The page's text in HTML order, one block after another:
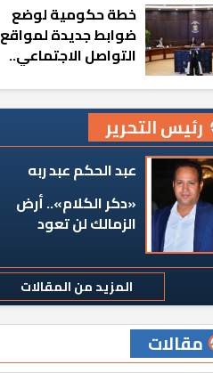
خطة حكومية لوضع
ضوابط جديدة لمواقع
التواصل الاجتماعي..
رئيس التحرير
عبد الحكم عبد ربه
«دكر الكلام».. أرض
الزمالك لن تعود
المزيد من المقالات
مقالات